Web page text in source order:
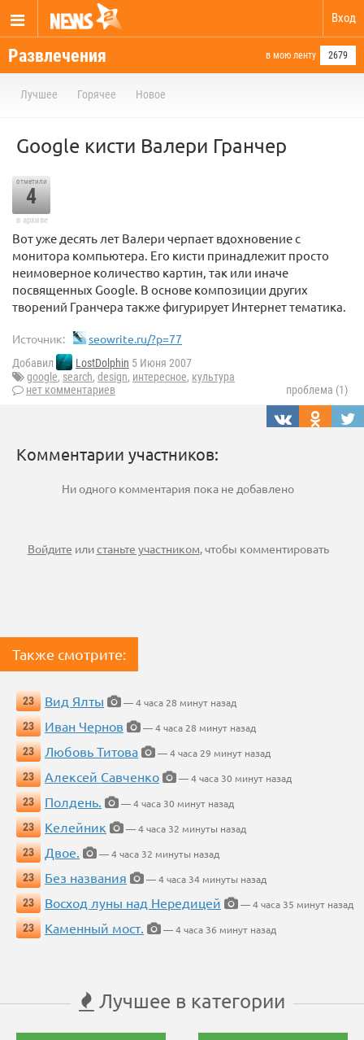
Вход
Развлечения в мою ленту 2679
Лучшее Горячее Новое
Google кисти Валери Гранчер
отметили
4
в архиве
Вот уже десять лет Валери черпает вдохновение с
монитора компьютера. Его кисти принадлежит просто
неимоверное количество картин, так или иначе
посвященных Google. В основе композиции других
творений Гранчера также фигурирует Интернет тематика.
Источник: seowrite.ru/?p=77
Добавил LostDolphin 5 Июня 2007
google, search, design, интересное, культура
нет комментариев
проблема (1)
Комментарии участников:
Ни одного комментария пока не добавлено
Войдите илистаньте участником, чтобы комментировать
Также смотрите:
23 Вид Ялты
— 4 часа 28 минут назад
23
Иван Чернов
— 4 часа 28 минут назад
23
Любовь Титова
— 4 часа 29 минут назад
23
Алексей Савченко
— 4 часа 30 минут назад
23
Полдень.
— 4 часа 30 минут назад
23
Келейник
— 4 часа 32 минуты назад
23
Двое.
— 4 часа 32 минуты назад
23
Без названия
— 4 часа 34 минуты назад
23
Восход луны над Нередицей
— 4 часа 35 минут назад
23
Каменный мост. — 4 часа 36 минут назад
Лучшее в категории